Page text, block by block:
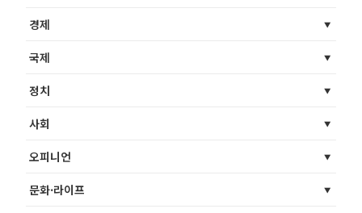
경제
국제
정치
사회
오피니언
문화·라이프